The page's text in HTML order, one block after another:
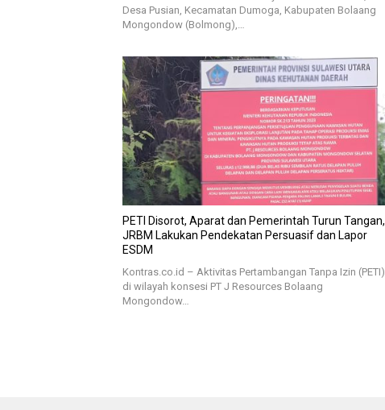
Desa Pusian, Kecamatan Dumoga, Kabupaten Bolaang
Mongondow (Bolmong),…
PETI Disorot, Aparat dan Pemerintah Turun Tangan,
JRBM Lakukan Pendekatan Persuasif dan Lapor
ESDM
Kontras.co.id – Aktivitas Pertambangan Tanpa Izin (PETI)
di wilayah konsesi PT J Resources Bolaang
Mongondow…